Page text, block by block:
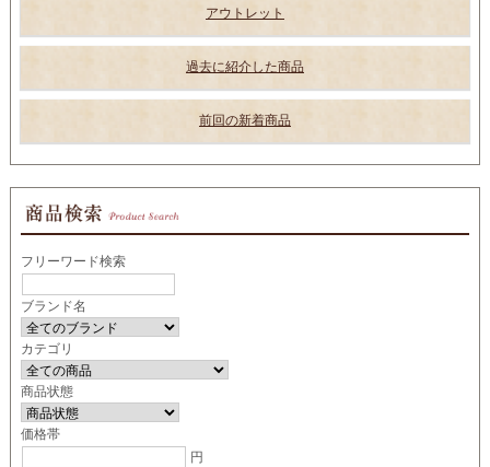
アウトレット
過去に紹介した商品
前回の新着商品
フリーワード検索
ブランド名
カテゴリ
商品状態
価格帯
円